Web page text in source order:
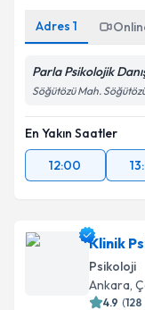
Adres 1
Parla Psikolojik
Söğütözü Mah.
En Yakın Saatler
12:00
Klinik
Psikoloji
Ankara,
4.9 (128